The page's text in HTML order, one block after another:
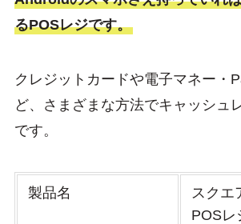
るPOSレジです。
クレジットカードや電子マネー・
ど、さまざまな方法でキャッシュ
です。
製品名
スクエ
POSレ